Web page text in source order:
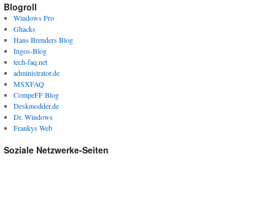
Blogroll
Windows Pro
Ghacks
Hans Brenders Blog
Ingos-Blog
tech-faq.net
administrator.de
MSXFAQ
CompeFF Blog
Deskmodder.de
Dr. Windows
Frankys Web
Soziale Netzwerke-Seiten